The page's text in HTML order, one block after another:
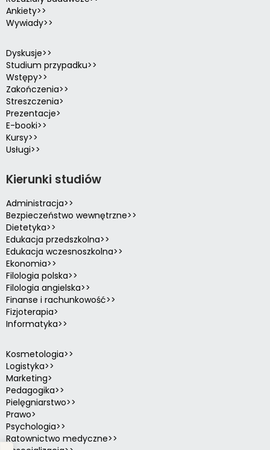
Ankiety>>
Wywiady>>
Dyskusje>>
Studium przypadku>>
Wstępy>>
Zakończenia>>
Streszczenia>
Prezentacje>
E-booki>>
Kursy>>
Usługi>>
Kierunki studiów
Administracja>>
Bezpieczeństwo wewnętrzne>>
Dietetyka>>
Edukacja przedszkolna>>
Edukacja wczesnoszkolna>>
Ekonomia>>
Filologia polska>>
Filologia angielska>>
Finanse i rachunkowość>>
Fizjoterapia>
Informatyka>>
Kosmetologia>>
Logistyka>>
Marketing>
Pedagogika>>
Pielęgniarstwo>>
Prawo>
Psychologia>>
Ratownictwo medyczne>>